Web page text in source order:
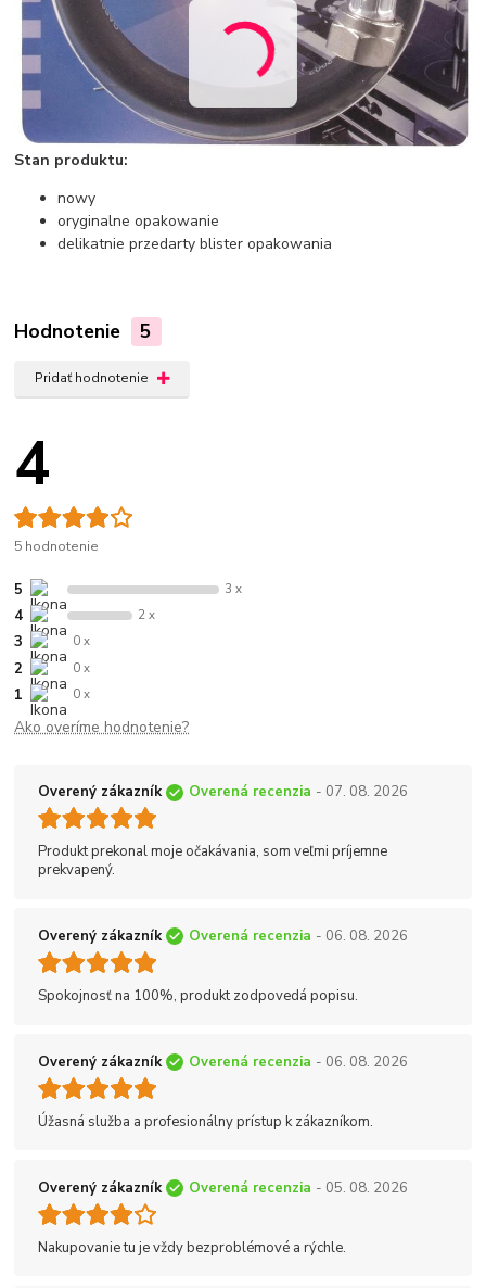
Stan produktu:
nowy
oryginalne opakowanie
delikatnie przedarty blister opakowania
Hodnotenie 5
Pridať hodnotenie
4
5 hodnotenie
5 3 x
4 2 x
3 0 x
2 0 x
1 0 x
Ako overíme hodnotenie?
Overený zákazník Overená recenzia - 07. 08. 2026
Produkt prekonal moje očakávania, som veľmi príjemne
prekvapený.
Overený zákazník Overená recenzia - 06. 08. 2026
Spokojnosť na 100%, produkt zodpovedá popisu.
Overený zákazník Overená recenzia - 06. 08. 2026
Úžasná služba a profesionálny prístup k zákazníkom.
Overený zákazník Overená recenzia - 05. 08. 2026
Nakupovanie tu je vždy bezproblémové a rýchle.